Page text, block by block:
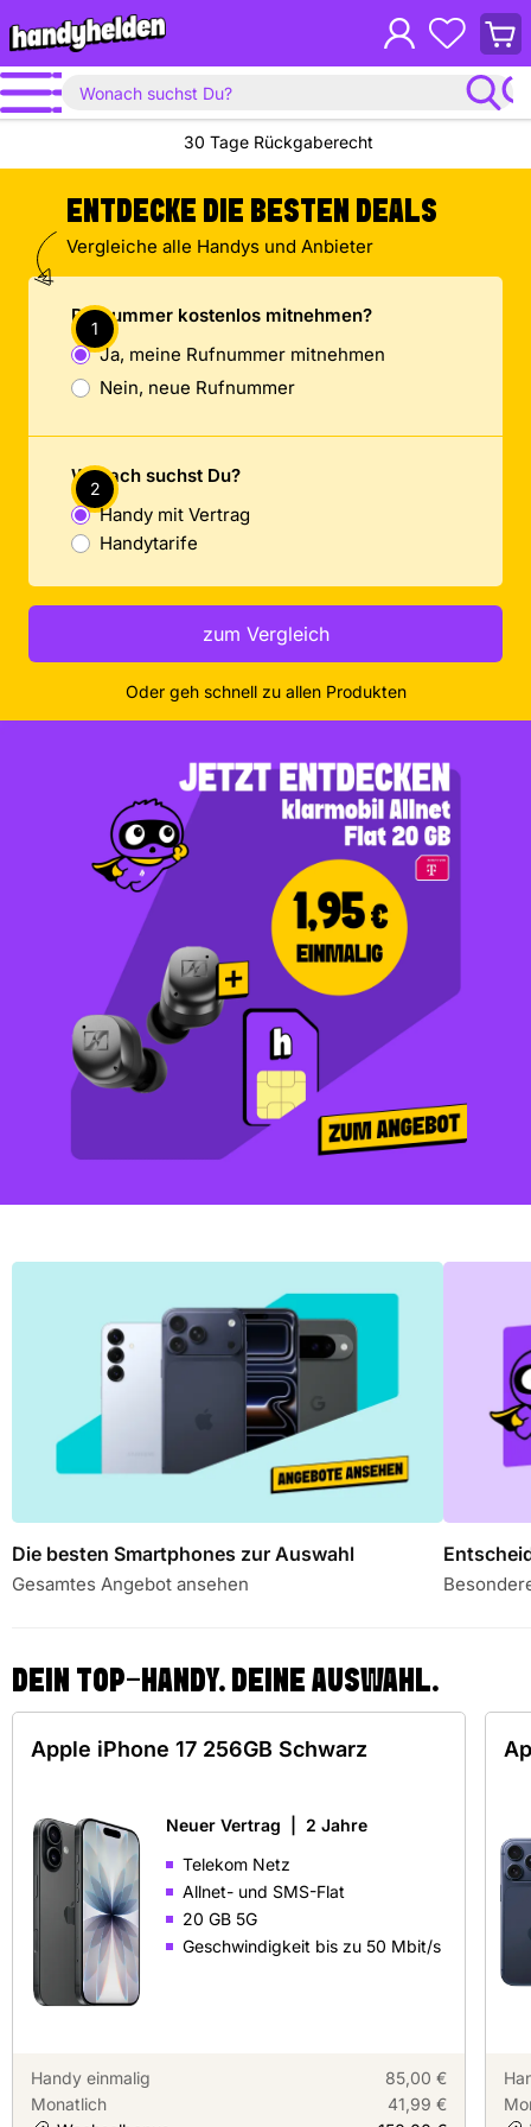
30 Tage Rückgaberecht
ENTDECKE DIE BESTEN DEALS
Vergleiche alle Handys und Anbieter
Rufnummer kostenlos mitnehmen?
Ja, meine Rufnummer mitnehmen
Nein, neue Rufnummer
Wonach suchst Du?
Handy mit Vertrag
Handytarife
zum Vergleich
Oder geh schnell zu allen Produkten
Die besten Smartphones zur Auswahl
Gesamtes Angebot ansehen
DEIN TOP-HANDY. DEINE AUSWAHL.
Apple iPhone 17 256GB Schwarz
Neuer Vertrag
2 Jahre
Telekom Netz
Allnet- und SMS-Flat
20 GB 5G
Geschwindigkeit bis zu 50 Mbit/s
Handy einmalig
85,00 €
Monatlich
41,99 €